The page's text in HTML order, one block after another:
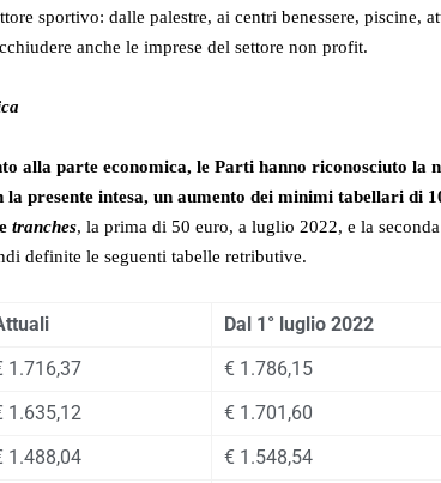
sportivo: dalle palestre, ai centri benessere, piscine,
anche le imprese del settore non profit.
alla parte economica, le Parti hanno riconosciuto la
la presente intesa, un aumento dei minimi tabellari di
tranches, la prima di 50 euro, a luglio 2022, e la
definite le seguenti tabelle retributive.
Dal 1° luglio 2022
1.716,37 € 1.786,15
1.635,12 € 1.701,60
1.488,04 € 1.548,54